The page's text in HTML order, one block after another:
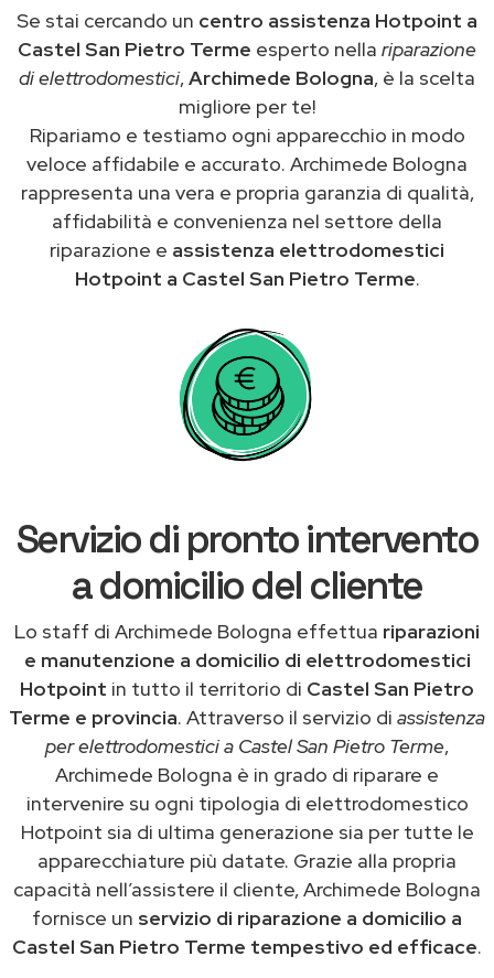
Se stai cercando un centro assistenza Hotpoint a
Castel San Pietro Terme esperto nella riparazione
di elettrodomestici,Archimede Bologna, è la scelta
migliore per te!
Ripariamo e testiamo ogni apparecchio in modo
veloce affidabile e accurato. Archimede Bologna
rappresenta una vera e propria garanzia di qualità,
affidabilità e convenienza nel settore della
riparazione e assistenza elettrodomestici
Hotpoint a Castel San Pietro Terme.
Servizio di pronto intervento
a domicilio del cliente
Lo staff di Archimede Bologna effettua riparazioni
e manutenzione a domicilio di elettrodomestici
Hotpoint in tutto il territorio di Castel San Pietro
Terme e provincia. Attraverso il servizio di assistenza
per elettrodomestici a Castel San Pietro Terme,
Archimede Bologna è in grado di riparare e
intervenire su ogni tipologia di elettrodomestico
Hotpoint sia di ultima generazione sia per tutte le
apparecchiature più datate. Grazie alla propria
capacità nell’assistere il cliente, Archimede Bologna
fornisce un servizio di riparazione a domicilio a
Castel San Pietro Terme tempestivo ed efficace.